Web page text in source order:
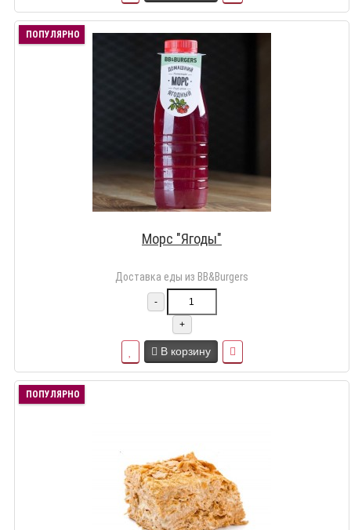
ПОПУЛЯРНО
Морс "Ягоды"
Доставка еды из BB&Burgers
-
+
В корзину
ПОПУЛЯРНО